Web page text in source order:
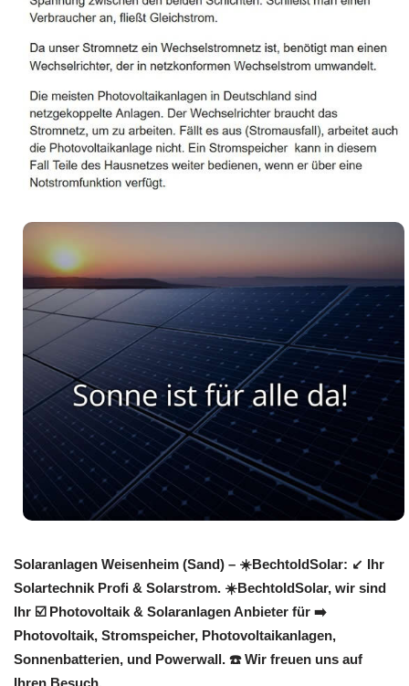
Solaranlagen Weisenheim (Sand) – ☀️BechtoldSolar: ↙️ Ihr
Solartechnik Profi & Solarstrom. ☀️BechtoldSolar, wir sind
Ihr ☑️ Photovoltaik & Solaranlagen Anbieter für ➡️
Photovoltaik, Stromspeicher, Photovoltaikanlagen,
Sonnenbatterien, und Powerwall. ☎️ Wir freuen uns auf
Ihren Besuch.